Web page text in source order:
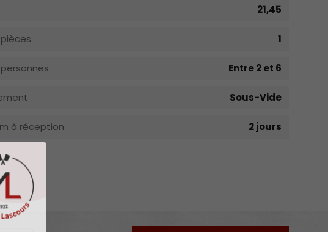
21,45
1
Entre 2 et 6
Sous-Vide
à réception 2 jours